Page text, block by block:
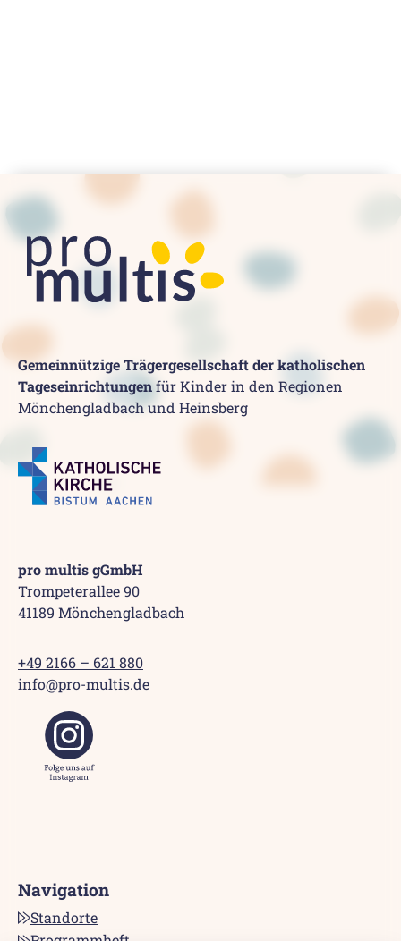
Gemeinnützige Trägergesellschaft der katholischen
Tageseinrichtungenfür Kinder in den Regionen
Mönchengladbach und Heinsberg
pro multis gGmbH
Trompeterallee 90
41189 Mönchengladbach
+49 2166 – 621 880
info@pro-multis.de
Navigation
Standorte